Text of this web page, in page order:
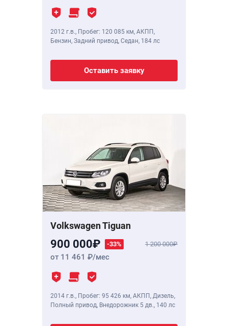
2012 г.в., Пробег: 120 085 км, АКПП,
Бензин, Задний привод, Седан, 184 лс
Оставить заявку
Volkswagen Tiguan
900 000 -33% 1 200 000
от 11 461 /мес
2014 г.в., Пробег: 95 426 км, АКПП, Дизель,
Полный привод, Внедорожник 5 дв., 140 лс